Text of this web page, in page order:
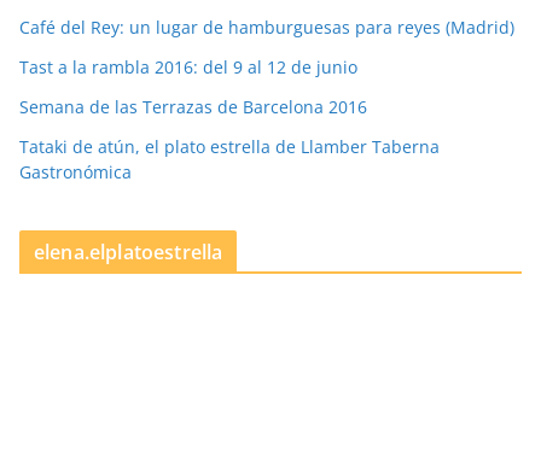
Café del Rey: un lugar de hamburguesas para reyes (Madrid)
Tast a la rambla 2016: del 9 al 12 de junio
Semana de las Terrazas de Barcelona 2016
Tataki de atún, el plato estrella de Llamber Taberna
Gastronómica
elena.elplatoestrella